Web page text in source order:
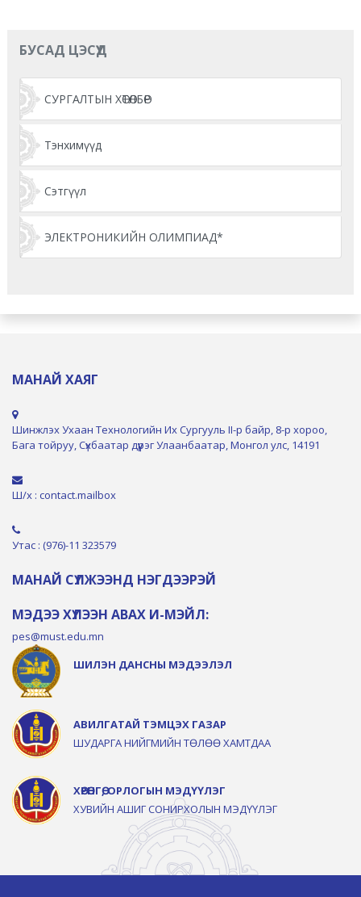
БУСАД ЦЭСҮҮД
СУРГАЛТЫН ХӨТӨЛБӨР
Тэнхимүүд
Сэтгүүл
ЭЛЕКТРОНИКИЙН ОЛИМПИАД*
МАНАЙ ХАЯГ
Шинжлэх Ухаан Технологийн Их Сургууль II-р байр, 8-р хороо,
Бага тойруу, Сүхбаатар дүүрэг Улаанбаатар, Монгол улс, 14191
Ш/х : contact.mailbox
Утас : (976)-11 323579
МАНАЙ СҮЛЖЭЭНД НЭГДЭЭРЭЙ
МЭДЭЭ ХҮЛЭЭН АВАХ И-МЭЙЛ:
pes@must.edu.mn
ШИЛЭН ДАНСНЫ МЭДЭЭЛЭЛ
АВИЛГАТАЙ ТЭМЦЭХ ГАЗАР
ШУДАРГА НИЙГМИЙН ТӨЛӨӨ ХАМТДАА
ХӨРӨНГӨ, ОРЛОГЫН МЭДҮҮЛЭГ
ХУВИЙН АШИГ СОНИРХОЛЫН МЭДҮҮЛЭГ